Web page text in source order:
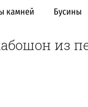
камней Бусины
из